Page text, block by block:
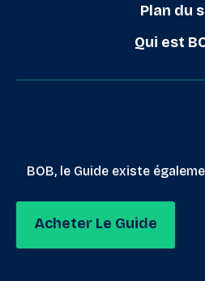
Plan du
Qui est
BOB, le Guide existe
Acheter Le Guide